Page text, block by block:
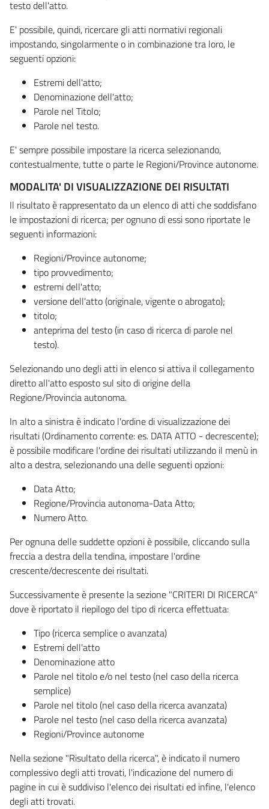
testo dell'atto.
E' possibile, quindi, ricercare gli atti normativi regionali
impostando, singolarmente o in combinazione tra loro, le
seguenti opzioni:
Estremi dell'atto;
Denominazione dell'atto;
Parole nel Titolo;
Parole nel testo.
E' sempre possibile impostare la ricerca selezionando,
contestualmente, tutte o parte le Regioni/Province autonome.
MODALITA' DI VISUALIZZAZIONE DEI RISULTATI
Il risultato è rappresentato da un elenco di atti che soddisfano
le impostazioni di ricerca; per ognuno di essi sono riportate le
seguenti informazioni:
Regioni/Province autonome;
tipo provvedimento;
estremi dell'atto;
versione dell'atto (originale, vigente o abrogato);
titolo;
anteprima del testo (in caso di ricerca di parole nel
testo).
Selezionando uno degli atti in elenco si attiva il collegamento
diretto all'atto esposto sul sito di origine della
Regione/Provincia autonoma.
In alto a sinistra è indicato l'ordine di visualizzazione dei
risultati (Ordinamento corrente: es. DATA ATTO - decrescente);
è possibile modificare l'ordine dei risultati utilizzando il menù in
alto a destra, selezionando una delle seguenti opzioni:
Data Atto;
Regione/Provincia autonoma-Data Atto;
Numero Atto.
Per ognuna delle suddette opzioni è possibile, cliccando sulla
freccia a destra della tendina, impostare l'ordine
crescente/decrescente dei risultati.
Successivamente è presente la sezione "CRITERI DI RICERCA"
dove è riportato il riepilogo del tipo di ricerca effettuata:
Tipo (ricerca semplice o avanzata)
Estremi dell'atto
Denominazione atto
Parole nel titolo e/o nel testo (nel caso della ricerca
semplice)
Parole nel titolo (nel caso della ricerca avanzata)
Parole nel testo (nel caso della ricerca avanzata)
Regioni/Province autonome
Nella sezione "Risultato della ricerca", è indicato il numero
complessivo degli atti trovati, l'indicazione del numero di
pagine in cui è suddiviso l'elenco dei risultati ed infine, l'elenco
degli atti trovati.